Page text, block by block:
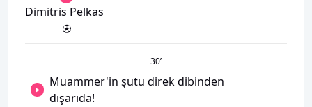
Dimitris Pelkas
30’
Muammer'in şutu direk dibinden
dışarıda!